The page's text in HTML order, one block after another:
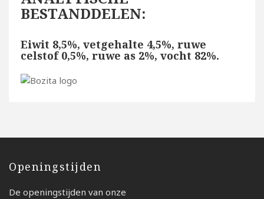
BESTANDDELEN:
Eiwit 8,5%, vetgehalte 4,5%, ruwe
celstof 0,5%, ruwe as 2%, vocht 82%.
Openingstijden
De openingstijden van onze